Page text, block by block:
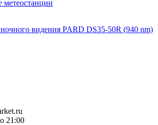
метеостанции
видения PARD DS35-50R (940 nm)
21:00